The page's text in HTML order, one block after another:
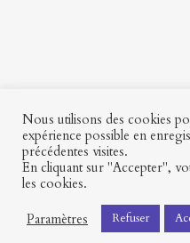
Contact Mon profil
Presses
Nous utilisons des cookies
expérience possible en
précédentes visites.
En cliquant sur "Accepter",
les cookies.
Paramètres
Refuser